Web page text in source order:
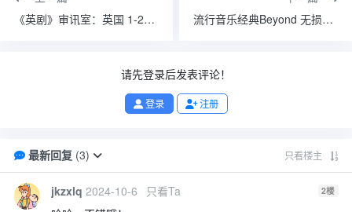
《英剧》审讯室：英国 1-2季 冰冰字幕组压制
流行音乐经典Beyond 无损音乐合集 01
请先登录后发表评论！
登录 注册
最新回复(3) 只看楼主
jkzxlq 2024-10-6 只看Ta 2楼